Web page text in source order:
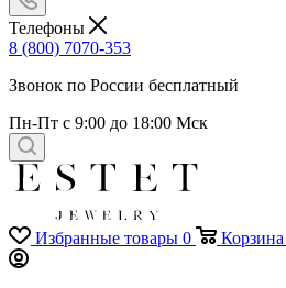
Телефоны
8 (800) 7070-353
Звонок по России бесплатный
Пн-Пт с 9:00 до 18:00 Мск
Избранные товары 0 Корзина